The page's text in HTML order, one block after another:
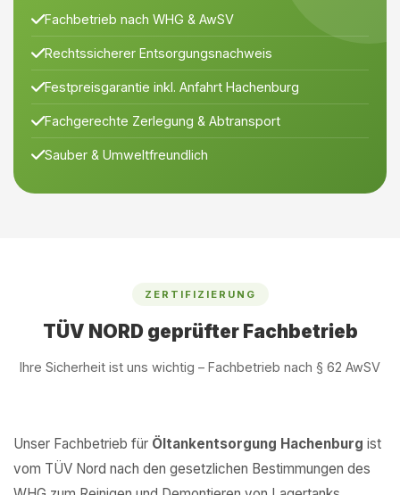
Fachbetrieb nach WHG & AwSV
Rechtssicherer Entsorgungsnachweis
Festpreisgarantie inkl. Anfahrt Hachenburg
Fachgerechte Zerlegung & Abtransport
Sauber & Umweltfreundlich
ZERTIFIZIERUNG
TÜV NORD geprüfter Fachbetrieb
Ihre Sicherheit ist uns wichtig – Fachbetrieb nach § 62 AwSV
Unser Fachbetrieb für Öltankentsorgung Hachenburg ist
vom TÜV Nord nach den gesetzlichen Bestimmungen des